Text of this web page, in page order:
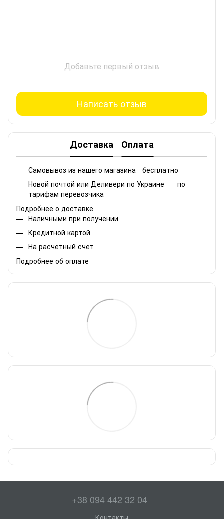
Добавьте первый отзыв
Написать отзыв
Доставка Оплата
Самовывоз из нашего магазина - бесплатно
Новой почтой или Деливери по Украине — по
тарифам перевозчика
Подробнее о доставке
Наличными при получении
Кредитной картой
На расчетный счет
Подробнее об оплате
+38 094 442 32 04